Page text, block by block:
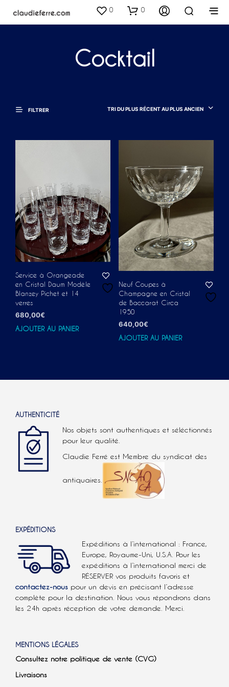
0 0
Cocktail
FILTRER TRI DU PLUS RÉCENT AU PLUS ANCIEN
Service à Orangeade
en Cristal Daum Modèle
Blanzey Pichet et 14
verres
680,00€
AJOUTER AU PANIER
Neuf Coupes à
Champagne en Cristal
de Baccarat Circa
1950
640,00€
AJOUTER AU PANIER
AUTHENTICITÉ
Nos objets sont authentiques et séléctionnés
pour leur qualité.
Claudie Ferré est Membre du syndicat des
antiquaires.
EXPÉDITIONS
Expéditions à l’international : France,
Europe, Royaume-Uni, U.S.A. Pour les
expéditions à l’international merci de
RÉSERVER vos produits favoris et
contactez-nous pour un devis en précisant l’adresse
complète pour la destination. Nous vous répondrons dans
les 24h après réception de votre demande. Merci.
MENTIONS LÉGALES
Consultez notre politique de vente (CVG)
Livraisons